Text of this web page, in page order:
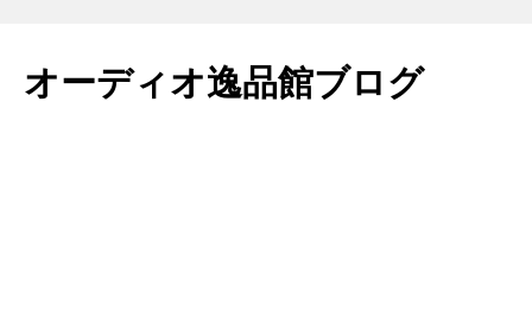
テ
ン
オーディオ逸品館ブログ